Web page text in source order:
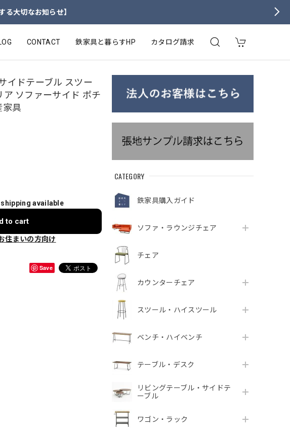
る大切なお知らせ】
CONTACT 鉄家具と暮らすHP カタログ請求
CATEGORY
鉄家具購入ガイド
ソファ・ラウンジチェア
チェア
カウンターチェア
スツール・ハイスツール
ベンチ・ハイベンチ
テーブル・デスク
リビングテーブル・サイドテ
ーブル
ワゴン・ラック
イドテーブル スツー
ア ソファーサイド ポチ
家具
available
to cart
住まいの方向け
Save